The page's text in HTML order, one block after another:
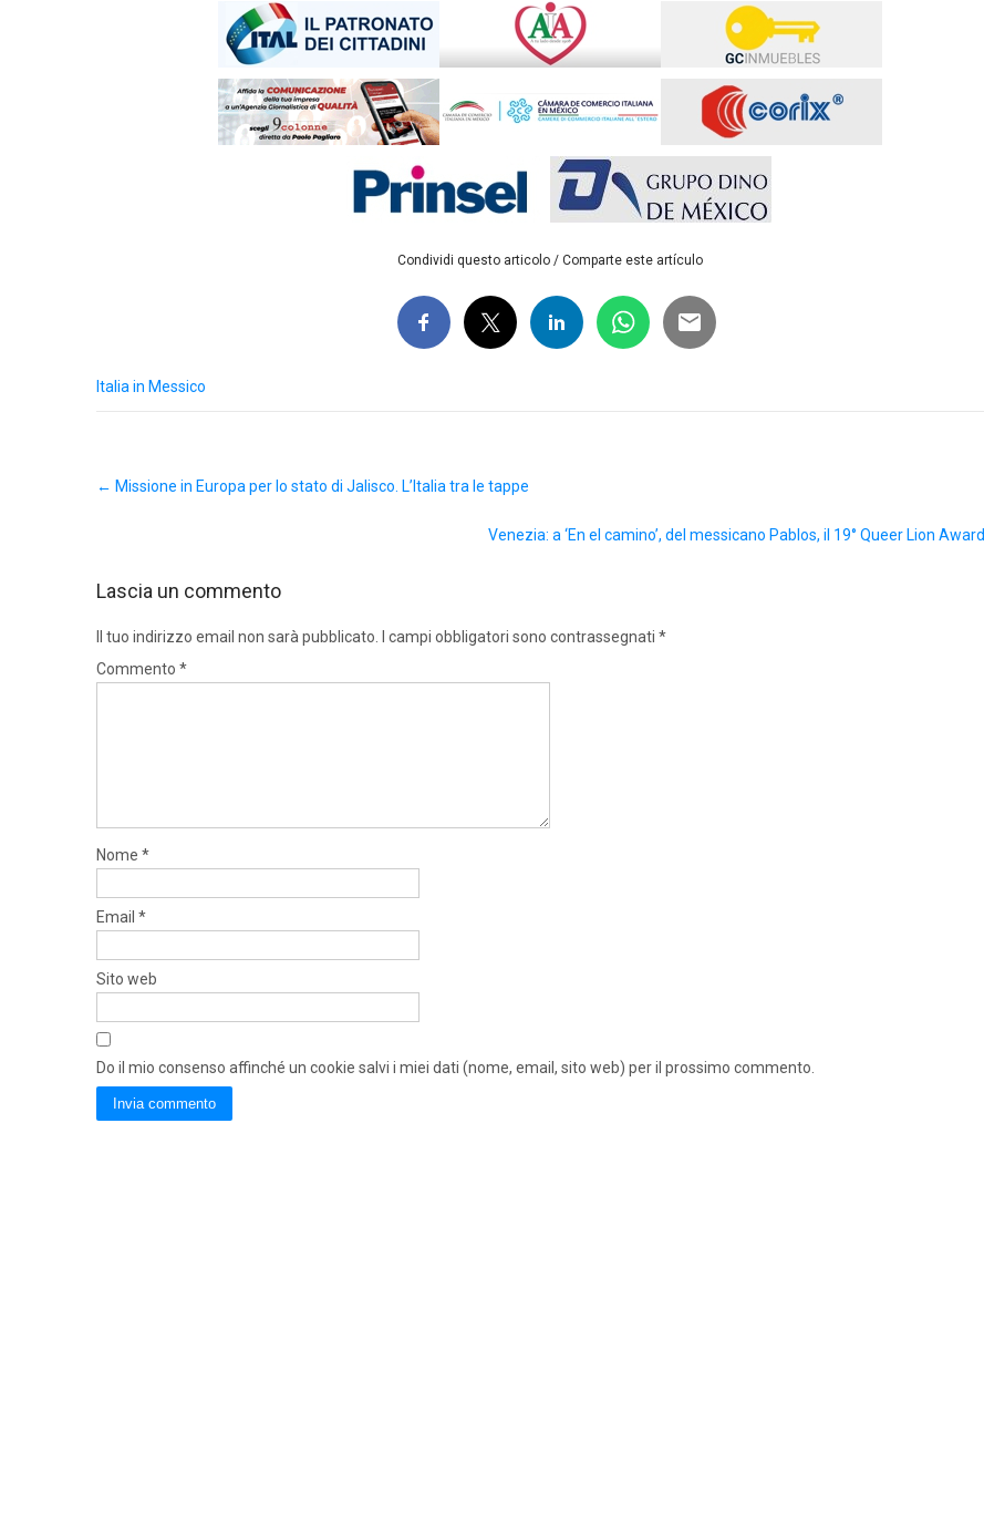
Condividi questo articolo / Comparte este artículo
Italia in Messico
navigation
← Missione in Europa per lo stato di Jalisco. L’Italia tra le tappe
Venezia: a ‘En el camino’, del messicano Pablos, il 19° Queer Lion Award
Lascia un commento
Il tuo indirizzo email non sarà pubblicato. I campi obbligatori sono contrassegnati *
Commento *
Nome *
Email *
Sito web
Do il mio consenso affinché un cookie salvi i miei dati (nome, email, sito web) per il prossimo commento.